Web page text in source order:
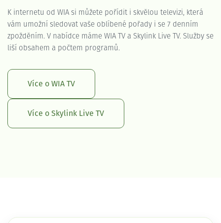
K internetu od WIA si můžete pořídit i skvělou televizi, která
vám umožní sledovat vaše oblíbené pořady i se 7 denním
zpožděním. V nabídce máme WIA TV a Skylink Live TV. Služby se
liší obsahem a počtem programů.
Více o WIA TV
Více o Skylink Live TV